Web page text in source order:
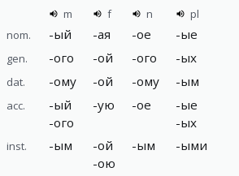
m f n
pl
nom.
-ый -ая -ое -ые
gen. -ого -ой -ого -ых
dat. -ому -ой -ому -ым
acc. -ый
-ого
-ую -ое -ые
-ых
inst. -ым -ой
-ою
-ым -ыми